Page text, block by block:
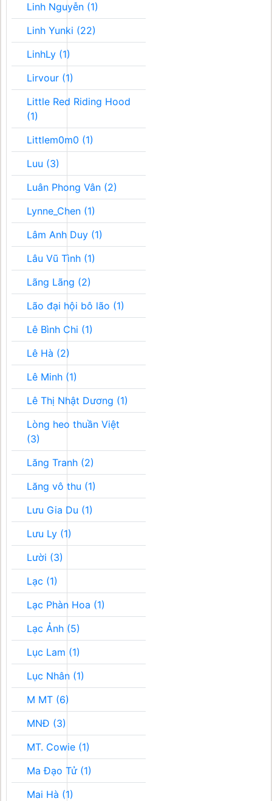
Linh Nguyễn (1)
Linh Yunki (22)
LinhLy (1)
Lirvour (1)
Little Red Riding Hood
(1)
Littlem0m0 (1)
Luu (3)
Luân Phong Vân (2)
Lynne_Chen (1)
Lâm Anh Duy (1)
Lâu Vũ Tình (1)
Lãng Lãng (2)
Lão đại hội bô lão (1)
Lê Bình Chi (1)
Lê Hà (2)
Lê Minh (1)
Lê Thị Nhật Dương (1)
Lòng heo thuần Việt
(3)
Lăng Tranh (2)
Lăng vô thu (1)
Lưu Gia Du (1)
Lưu Ly (1)
Lười (3)
Lạc (1)
Lạc Phàn Hoa (1)
Lạc Ảnh (5)
Lục Lam (1)
Lục Nhân (1)
M MT (6)
MNĐ (3)
MT. Cowie (1)
Ma Đạo Tử (1)
Mai Hà (1)